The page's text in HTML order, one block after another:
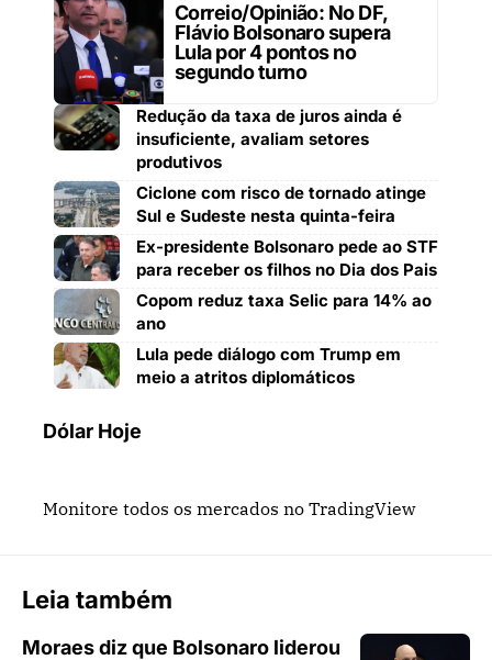
Correio/Opinião: No DF,
Flávio Bolsonaro supera
Lula por 4 pontos no
segundo turno
Redução da taxa de juros ainda é
insuficiente, avaliam setores
produtivos
Ciclone com risco de tornado atinge
Sul e Sudeste nesta quinta-feira
Ex-presidente Bolsonaro pede ao STF
para receber os filhos no Dia dos Pais
Copom reduz taxa Selic para 14% ao
ano
Lula pede diálogo com Trump em
meio a atritos diplomáticos
Dólar Hoje
Monitore todos os mercados no TradingView
Leia também
Moraes diz que Bolsonaro liderou